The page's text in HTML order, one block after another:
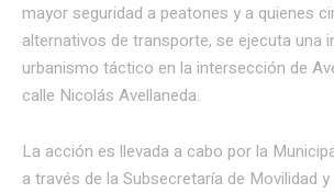
mayor seguridad a peatones y a quienes
alternativos de transporte, se ejecuta una
urbanismo táctico en la intersección de
calle Nicolás Avellaneda.
La acción es llevada a cabo por la
a través de la Subsecretaría de Movilidad